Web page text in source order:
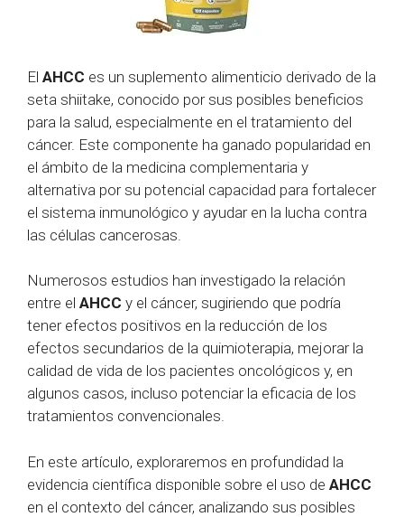
El AHCC es un suplemento alimenticio derivado de la
seta shiitake, conocido por sus posibles beneficios
para la salud, especialmente en el tratamiento del
cáncer. Este componente ha ganado popularidad en
el ámbito de la medicina complementaria y
alternativa por su potencial capacidad para fortalecer
el sistema inmunológico y ayudar en la lucha contra
las células cancerosas.
Numerosos estudios han investigado la relación
entre el AHCC y el cáncer, sugiriendo que podría
tener efectos positivos en la reducción de los
efectos secundarios de la quimioterapia, mejorar la
calidad de vida de los pacientes oncológicos y, en
algunos casos, incluso potenciar la eficacia de los
tratamientos convencionales.
En este artículo, exploraremos en profundidad la
evidencia científica disponible sobre el uso de AHCC
en el contexto del cáncer, analizando sus posibles